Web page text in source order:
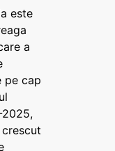
este
a
pe cap
2025,